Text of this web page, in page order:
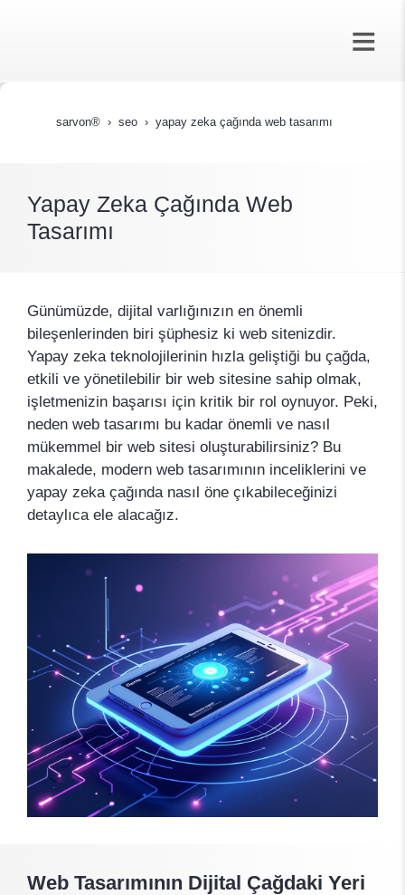
sarvon® seo yapay zeka çağında web tasarımı
Yapay Zeka Çağında Web
Tasarımı
Günümüzde, dijital varlığınızın en önemli
bileşenlerinden biri şüphesiz ki web sitenizdir.
Yapay zeka teknolojilerinin hızla geliştiği bu çağda,
etkili ve yönetilebilir bir web sitesine sahip olmak,
işletmenizin başarısı için kritik bir rol oynuyor. Peki,
neden web tasarımı bu kadar önemli ve nasıl
mükemmel bir web sitesi oluşturabilirsiniz? Bu
makalede, modern web tasarımının inceliklerini ve
yapay zeka çağında nasıl öne çıkabileceğinizi
detaylıca ele alacağız.
Web Tasarımının Dijital Çağdaki Yeri